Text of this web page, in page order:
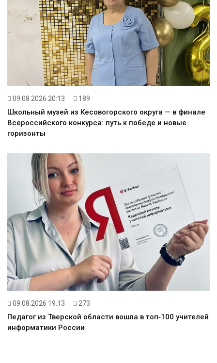
09.08.2026 20:13 189
Школьный музей из Кесовогорского округа — в финале
Всероссийского конкурса: путь к победе и новые
горизонты
09.08.2026 19:13 273
Педагог из Тверской области вошла в топ‑100 учителей
информатики России